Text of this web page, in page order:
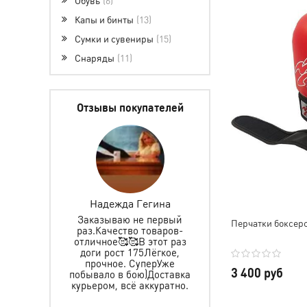
Перчатки
3 400 руб
Капы и бинты 13
Сумки и сувениры 15
Снаряды 11
Отзывы покупателей
Инкогнито 0627
Заказываем не первый раз
именные пояса,
спортивный и
тренировочный костюм ,
все хорошего качества,
прошито аккуратно
рекомендую
Благодарю за
Доставили
связь, отвечали на
дизайн, высокое
очень удобная и